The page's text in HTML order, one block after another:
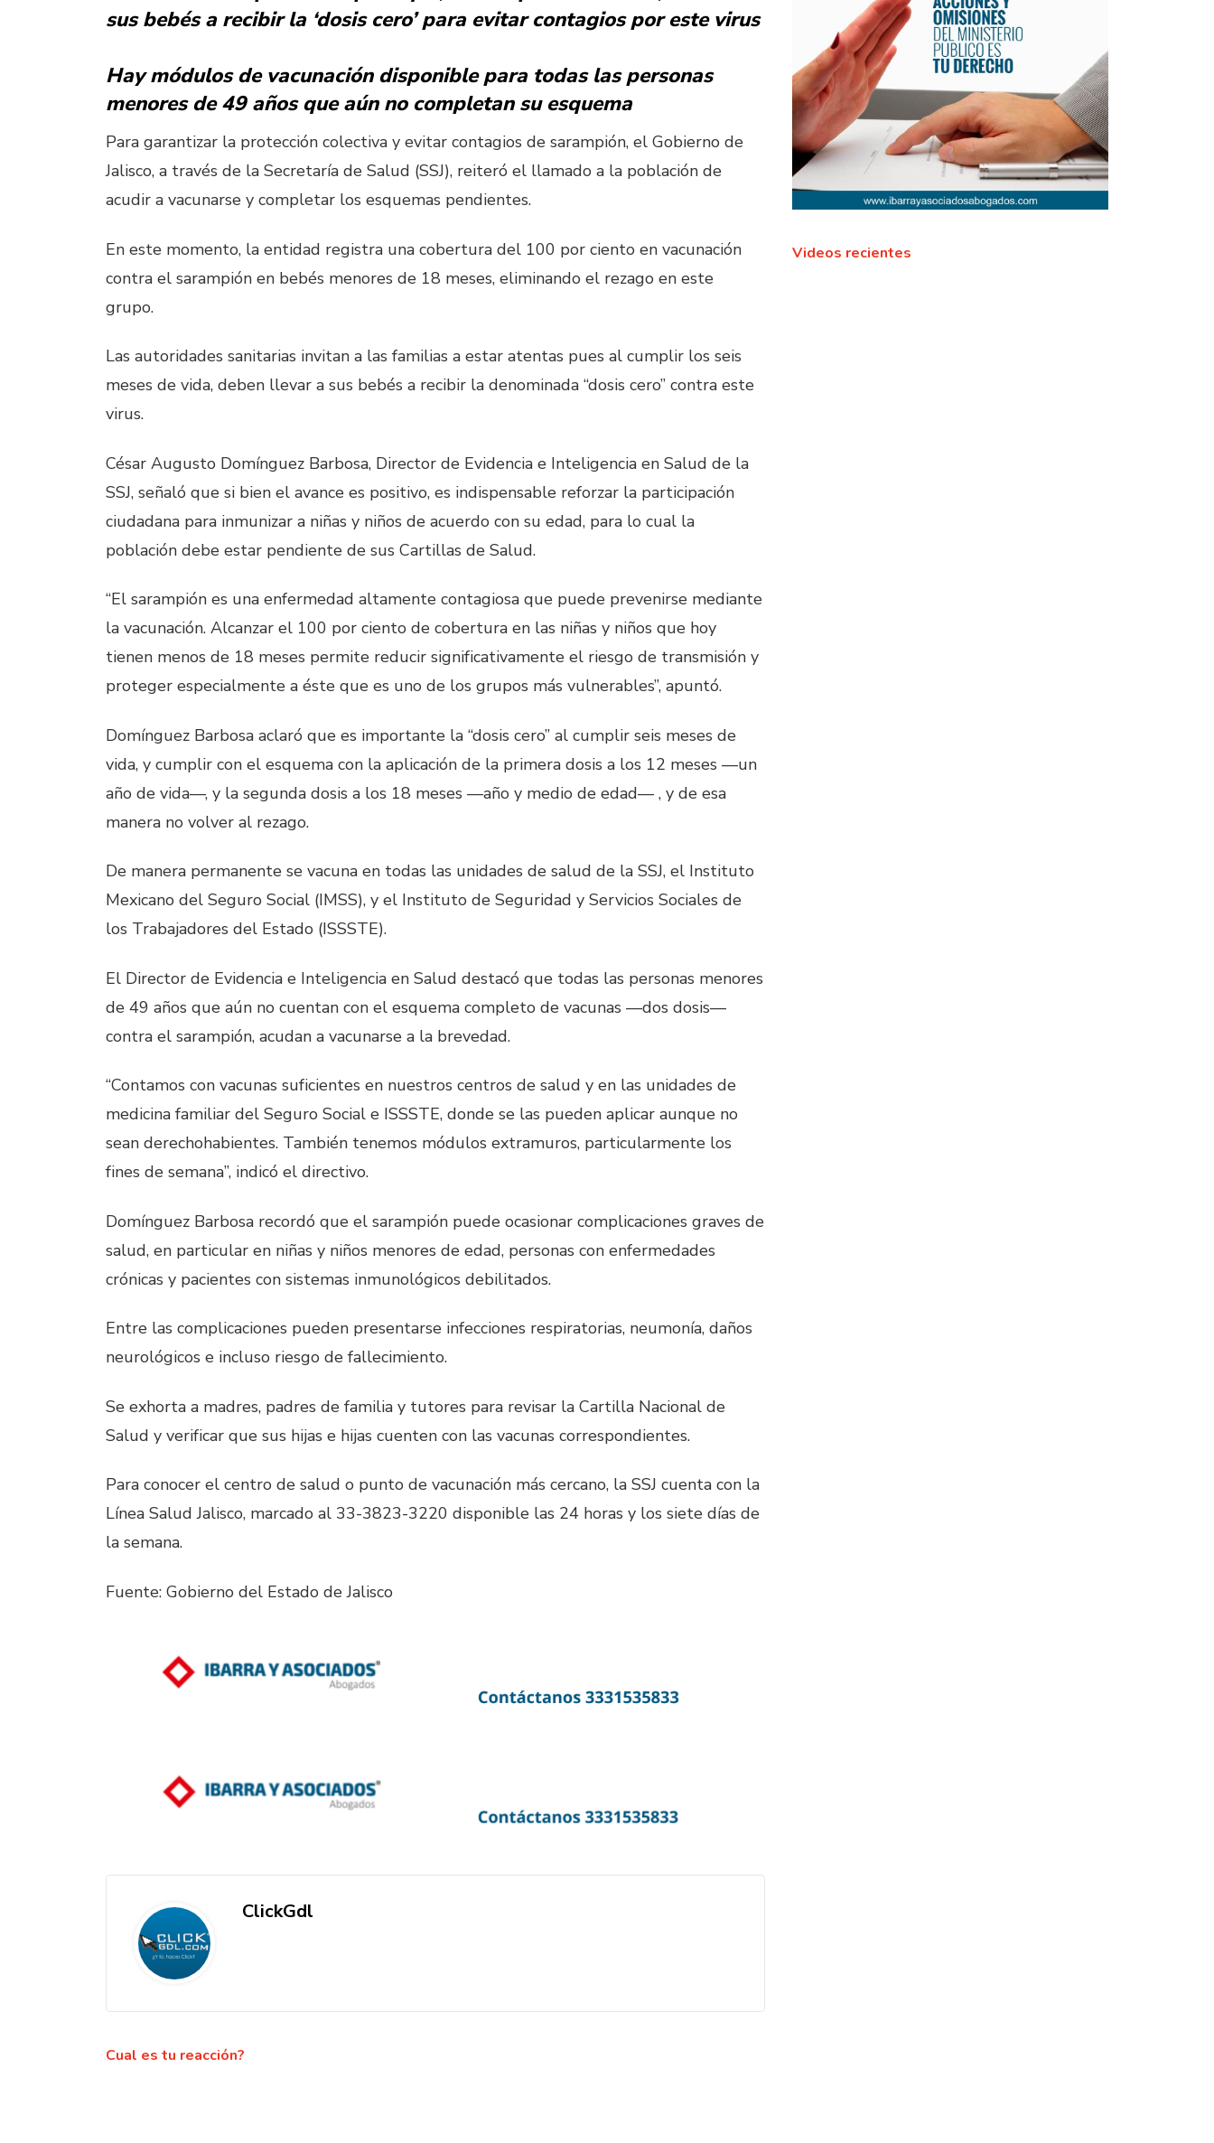
sus bebés a recibir la ‘dosis cero’ para evitar contagios por este virus
Hay módulos de vacunación disponible para todas las personas
menores de 49 años que aún no completan su esquema
Para garantizar la protección colectiva y evitar contagios de sarampión, el Gobierno de
Jalisco, a través de la Secretaría de Salud (SSJ), reiteró el llamado a la población de
acudir a vacunarse y completar los esquemas pendientes.
En este momento, la entidad registra una cobertura del 100 por ciento en vacunación
contra el sarampión en bebés menores de 18 meses, eliminando el rezago en este
grupo.
Las autoridades sanitarias invitan a las familias a estar atentas pues al cumplir los seis
meses de vida, deben llevar a sus bebés a recibir la denominada “dosis cero” contra este
virus.
César Augusto Domínguez Barbosa, Director de Evidencia e Inteligencia en Salud de la
SSJ, señaló que si bien el avance es positivo, es indispensable reforzar la participación
ciudadana para inmunizar a niñas y niños de acuerdo con su edad, para lo cual la
población debe estar pendiente de sus Cartillas de Salud.
“El sarampión es una enfermedad altamente contagiosa que puede prevenirse mediante
la vacunación. Alcanzar el 100 por ciento de cobertura en las niñas y niños que hoy
tienen menos de 18 meses permite reducir significativamente el riesgo de transmisión y
proteger especialmente a éste que es uno de los grupos más vulnerables”, apuntó.
Domínguez Barbosa aclaró que es importante la “dosis cero” al cumplir seis meses de
vida, y cumplir con el esquema con la aplicación de la primera dosis a los 12 meses —un
año de vida—, y la segunda dosis a los 18 meses —año y medio de edad— , y de esa
manera no volver al rezago.
De manera permanente se vacuna en todas las unidades de salud de la SSJ, el Instituto
Mexicano del Seguro Social (IMSS), y el Instituto de Seguridad y Servicios Sociales de
los Trabajadores del Estado (ISSSTE).
El Director de Evidencia e Inteligencia en Salud destacó que todas las personas menores
de 49 años que aún no cuentan con el esquema completo de vacunas —dos dosis—
contra el sarampión, acudan a vacunarse a la brevedad.
“Contamos con vacunas suficientes en nuestros centros de salud y en las unidades de
medicina familiar del Seguro Social e ISSSTE, donde se las pueden aplicar aunque no
sean derechohabientes. También tenemos módulos extramuros, particularmente los
fines de semana”, indicó el directivo.
Domínguez Barbosa recordó que el sarampión puede ocasionar complicaciones graves de
salud, en particular en niñas y niños menores de edad, personas con enfermedades
crónicas y pacientes con sistemas inmunológicos debilitados.
Entre las complicaciones pueden presentarse infecciones respiratorias, neumonía, daños
neurológicos e incluso riesgo de fallecimiento.
Se exhorta a madres, padres de familia y tutores para revisar la Cartilla Nacional de
Salud y verificar que sus hijas e hijas cuenten con las vacunas correspondientes.
Para conocer el centro de salud o punto de vacunación más cercano, la SSJ cuenta con la
Línea Salud Jalisco, marcado al 33-3823-3220 disponible las 24 horas y los siete días de
la semana.
Fuente: Gobierno del Estado de Jalisco
ClickGdl
Cual es tu reacción?
Videos recientes